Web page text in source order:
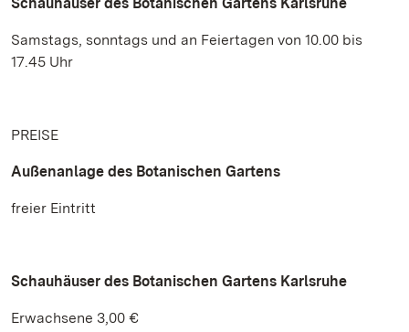
Samstags, sonntags und an Feiertagen von 10.00 bis
17.45 Uhr
PREISE
Außenanlage des Botanischen Gartens
freier Eintritt
Schauhäuser des Botanischen Gartens Karlsruhe
Erwachsene 3,00 €